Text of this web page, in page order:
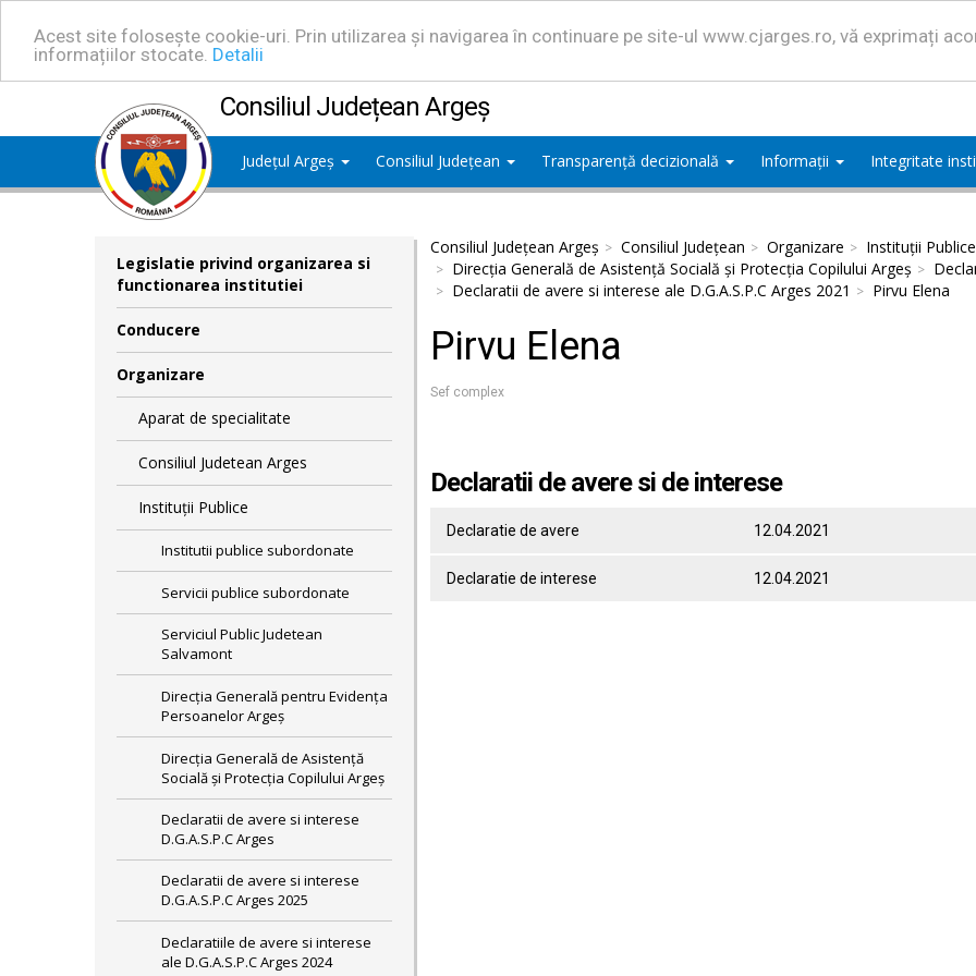
Acest site folosește cookie-uri. Prin utilizarea și navigarea în continuare pe site-ul www.cjarges.ro, vă exprimați
informațiilor stocate. Detalii
Consiliul Județean Argeș
Județul Argeș Consiliul Județean Transparență decizională Informații Integritate
Legislatie privind organizarea si
functionarea institutiei
Conducere
Organizare
Aparat de specialitate
Consiliul Judetean Arges
Instituții Publice
Institutii publice subordonate
Servicii publice subordonate
Serviciul Public Judetean
Salvamont
Direcţia Generală pentru Evidenţa
Persoanelor Argeş
Direcţia Generală de Asistenţă
Socială şi Protecţia Copilului Argeş
Declaratii de avere si interese
D.G.A.S.P.C Arges
Declaratii de avere si interese
D.G.A.S.P.C Arges 2025
Declaratiile de avere si interese
ale D.G.A.S.P.C Arges 2024
Consiliul Județean Argeș Consiliul Județean Organizare Instituții Publice
Direcţia Generală de Asistenţă Socială şi Protecţia Copilului Argeş
Declaratii de avere si interese ale D.G.A.S.P.C Arges 2021
Pirvu Elena
Pirvu Elena
Sef complex
Declaratii de avere si de interese
Declaratie de avere 12.04.2021
Declaratie de interese 12.04.2021